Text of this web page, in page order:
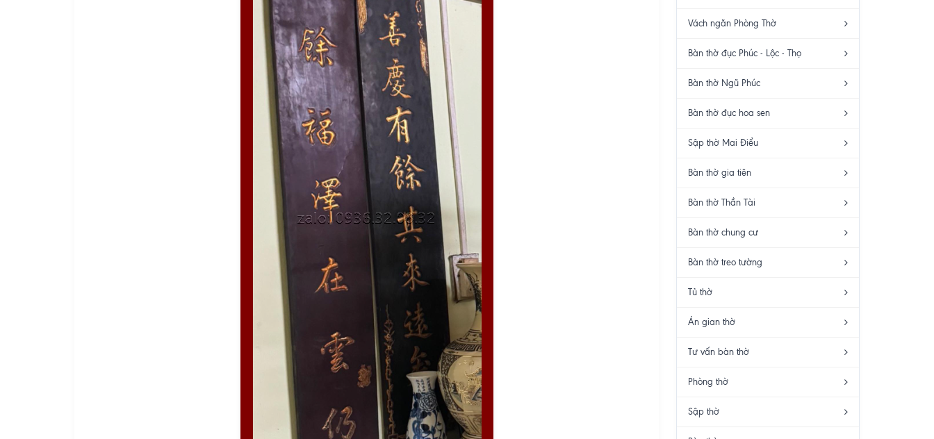
Vách ngăn Phòng Thờ
Bàn thờ đục Phúc - Lộc - Thọ
Bàn thờ Ngũ Phúc
Bàn thờ đục hoa sen
Sập thờ Mai Điểu
Bàn thờ gia tiên
Bàn thờ Thần Tài
Bàn thờ chung cư
Bàn thờ treo tường
Tủ thờ
Án gian thờ
Tư vấn bàn thờ
Phòng thờ
Sập thờ